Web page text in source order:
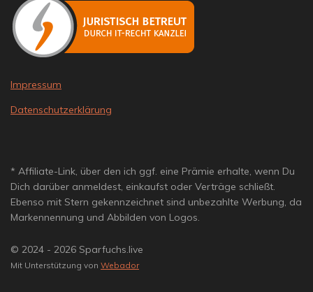
Impressum
Datenschutzerklärung
* Affiliate-Link, über den ich ggf. eine Prämie erhalte, wenn Du
Dich darüber anmeldest, einkaufst oder Verträge schließt.
Ebenso mit Stern gekennzeichnet sind unbezahlte Werbung, da
Markennennung und Abbilden von Logos.
© 2024 - 2026 Sparfuchs.live
Mit Unterstützung von Webador